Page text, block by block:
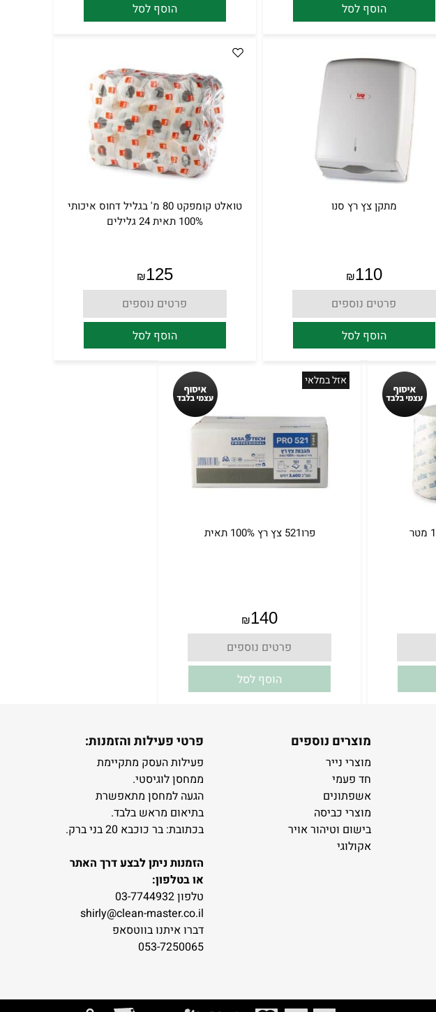
הוסף לסל
הוסף לסל
מתקן צץ רץ סנו
₪110
פרטים נוספים
הוסף לסל
טואלט קומפקט 80 מ' בגליל דחוס איכותי
100% תאית 24 גלילים
₪125
פרטים נוספים
הוסף לסל
אזל במלאי
פרו521 צץ רץ 100% תאית
₪140
פרטים נוספים
הוסף לסל
מוצרים נוספים
מוצרי נייר
חד פעמי
אשפתונים
מוצרי כביסה
בישום וטיהור אויר
אקולוגי
פרטי פעילות והזמנות:
פעילות העסק מתקיימת
ממחסן לוגיסטי.
הגעה למחסן מתאפשרת
בתיאום מראש בלבד.
בכתובת: בר כוכבא 20 בני ברק.
הזמנות ניתן לבצע דרך האתר
או בטלפון:
טלפון 03-7744932
shirly@clean-master.co.il
דברו איתנו בווטסאפ
053-7250065